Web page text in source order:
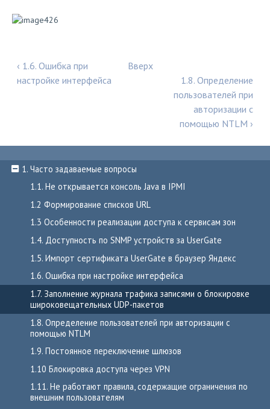
1. Часто задаваемые вопросы
1.1. Не открывается консоль Java в IPMI
1.2 Формирование списков URL
1.3 Особенности реализации доступа к сервисам зон
1.4. Доступность по SNMP устройств за UserGate
1.5. Импорт сертификата UserGate в браузер Яндекс
1.6. Ошибка при настройке интерфейса
1.7. Заполнение журнала трафика записями о блокировке
широковещательных UDP-пакетов
1.8. Определение пользователей при авторизации с
помощью NTLM
1.9. Постоянное переключение шлюзов
1.10 Блокировка доступа через VPN
1.11. Не работают правила, содержащие ограничения по
внешним пользователям
‹ 1.6. Ошибка при
настройке интерфейса
Вверх
1.8. Определение
пользователей при
авторизации с
помощью NTLM ›